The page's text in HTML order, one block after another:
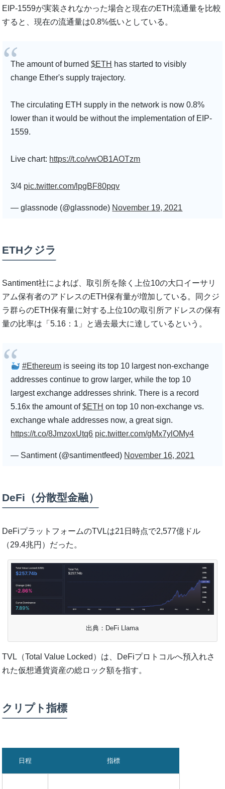
EIP-1559が実装されなかった場合と現在のETH流通量を比較
すると、現在の流通量は0.8%低いとしている。
The amount of burned$ETH has started to visibly
change Ether's supply trajectory.
The circulating ETH supply in the network is now 0.8%
lower than it would be without the implementation of EIP-
1559.
Live chart: https://t.co/vwOB1AOTzm
3/4 pic.twitter.com/lpgBF80pqv
— glassnode (@glassnode) November 19, 2021
ETHクジラ
Santiment社によれば、取引所を除く上位10の大口イーサリ
アム保有者のアドレスのETH保有量が増加している。同クジ
ラ群らのETH保有量に対する上位10の取引所アドレスの保有
量の比率は「5.16：1」と過去最大に達しているという。
#Ethereumis seeing its top 10 largest non-exchange
addresses continue to grow larger, while the top 10
largest exchange addresses shrink. There is a record
5.16x the amount of$ETH on top 10 non-exchange vs.
exchange whale addresses now, a great sign.
https://t.co/8JmzoxUtq6 pic.twitter.com/gMx7ylOMy4
— Santiment (@santimentfeed) November 16, 2021
DeFi（分散型金融）
DeFiプラットフォームのTVLは21日時点で2,577億ドル
（29.4兆円）だった。
出典：DeFi Llama
TVL（Total Value Locked）は、DeFiプロトコルへ預入れさ
れた仮想通貨資産の総ロック額を指す。
クリプト指標
日程 指標